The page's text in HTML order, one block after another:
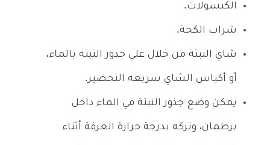
الكبسولات.
شراب الكحة.
شاي النبتة من خلال غلي جذور النبتة بالماء،
أو أكياس الشاي سريعة التحضير.
يمكن وضع جذور النبتة في الماء داخل
برطمان، وتركه بدرجة حرارة الغرفة أثناء